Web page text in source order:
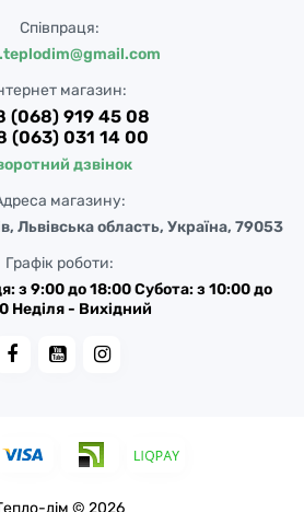
Співпраця:
магазин:
(068) 919 45 08
(063) 031 14 00
дзвінок
магазину:
Львівська область, Україна, 79053
Графік роботи:
з 9:00 до 18:00 Субота: з 10:00 до
Неділя - Вихідний
дім © 2026